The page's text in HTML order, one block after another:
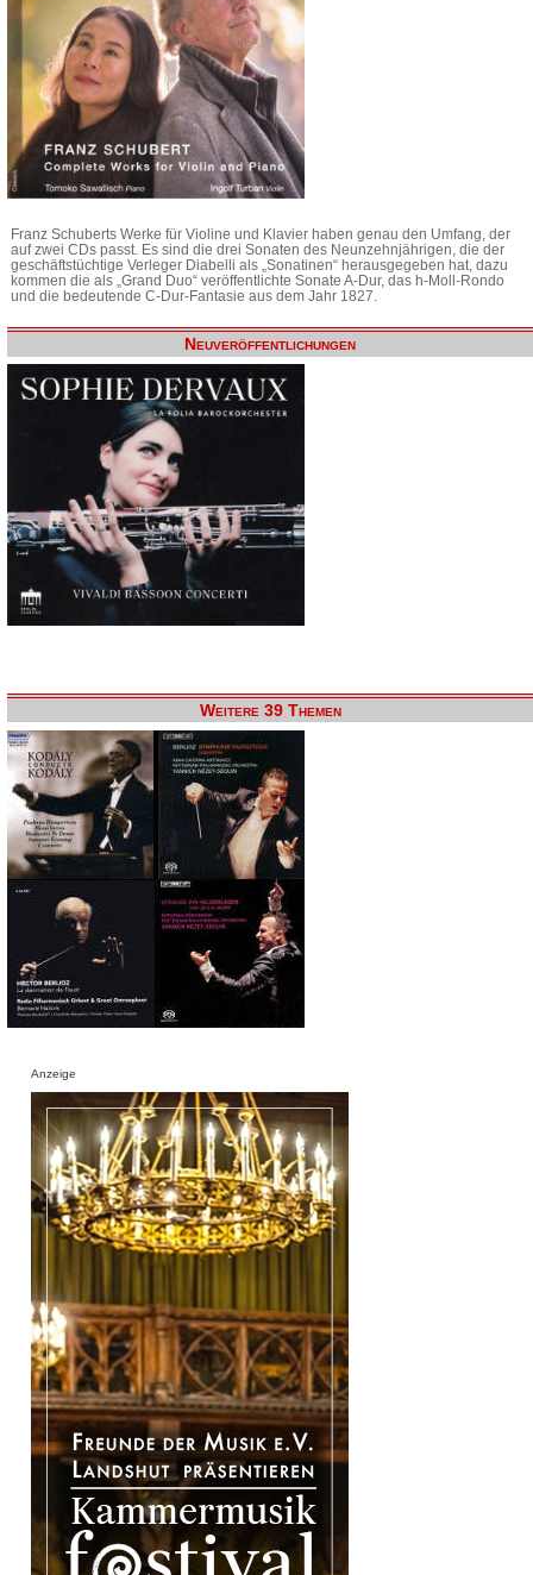
Franz Schuberts Werke für Violine und Klavier haben genau den Umfang, der
auf zwei CDs passt. Es sind die drei Sonaten des Neunzehnjährigen, die der
geschäftstüchtige Verleger Diabelli als „Sonatinen“ herausgegeben hat, dazu
kommen die als „Grand Duo“ veröffentlichte Sonate A-Dur, das h-Moll-Rondo
und die bedeutende C-Dur-Fantasie aus dem Jahr 1827.
Neuveröffentlichungen
Weitere 39 Themen
Anzeige